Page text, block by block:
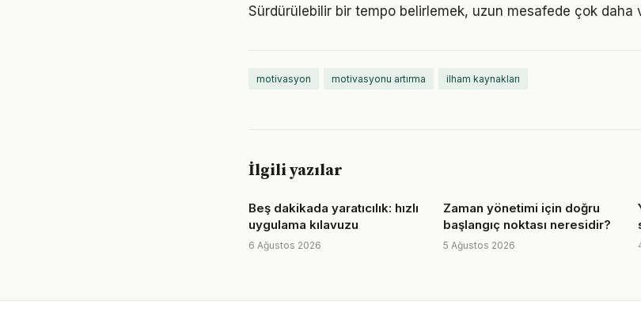
Sürdürülebilir bir tempo belirlemek, uzun mesafede çok daha
motivasyon motivasyonu artırma ilham kaynakları
İlgili yazılar
Beş dakikada yaratıcılık: hızlı
uygulama kılavuzu
6 Ağustos 2026
Zaman yönetimi için doğru
başlangıç noktası neresidir?
5 Ağustos 2026